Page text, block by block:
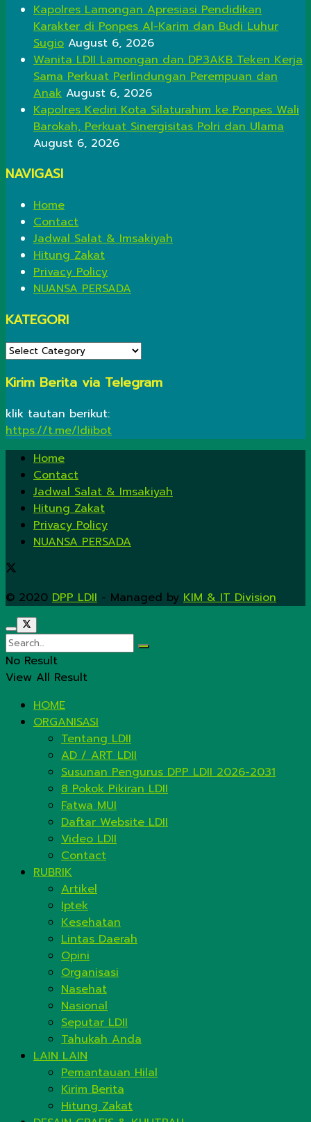
Kapolres Lamongan Apresiasi Pendidikan
Karakter di Ponpes Al-Karim dan Budi Luhur
Sugio August 6, 2026
Wanita LDII Lamongan dan DP3AKB Teken Kerja
Sama Perkuat Perlindungan Perempuan dan
Anak August 6, 2026
Kapolres Kediri Kota Silaturahim ke Ponpes Wali
Barokah, Perkuat Sinergisitas Polri dan Ulama
August 6, 2026
NAVIGASI
Home
Contact
Jadwal Salat & Imsakiyah
Hitung Zakat
Privacy Policy
NUANSA PERSADA
KATEGORI
KATEGORI
Kirim Berita via Telegram
klik tautan berikut:
https://t.me/ldiibot
Home
Contact
Jadwal Salat & Imsakiyah
Hitung Zakat
Privacy Policy
NUANSA PERSADA
© 2020 DPP LDII - Managed by KIM & IT Division.
No Result
View All Result
HOME
ORGANISASI
Tentang LDII
AD / ART LDII
Susunan Pengurus DPP LDII 2026-2031
8 Pokok Pikiran LDII
Fatwa MUI
Daftar Website LDII
Video LDII
Contact
RUBRIK
Artikel
Iptek
Kesehatan
Lintas Daerah
Opini
Organisasi
Nasehat
Nasional
Seputar LDII
Tahukah Anda
LAIN LAIN
Pemantauan Hilal
Kirim Berita
Hitung Zakat